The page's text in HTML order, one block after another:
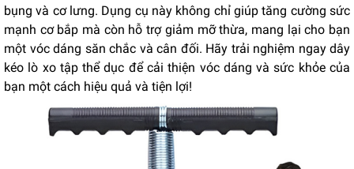
bụng và cơ lưng. Dụng cụ này không chỉ giúp tăng cường sức
mạnh cơ bắp mà còn hỗ trợ giảm mỡ thừa, mang lại cho bạn
một vóc dáng săn chắc và cân đối. Hãy trải nghiệm ngay dây
kéo lò xo tập thể dục để cải thiện vóc dáng và sức khỏe của
bạn một cách hiệu quả và tiện lợi!